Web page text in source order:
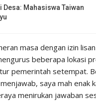
Mahasiswa Taiwan
masa dengan izin
beberapa lokasi
pemerintah setempat.
saya mah
menirukan jawaban